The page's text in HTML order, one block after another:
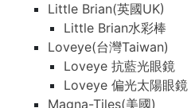
Little Brian(英國UK)
Little Brian水彩棒
Loveye(台灣Taiwan)
Loveye 抗藍光眼鏡
Loveye 偏光太陽眼鏡
Magna-Tiles(美國)